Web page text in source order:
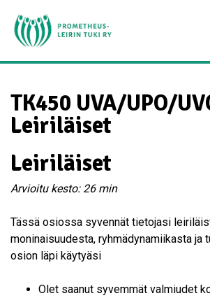
TK450 UVA/UPO/
Leiriläiset
Leiriläiset
Arvioitu kesto: 26 min
Tässä osiossa syvennät tietojasi
moninaisuudesta, ryhmädynamiikasta ja
osion läpi käytyäsi
Olet saanut syvemmät valmiudet